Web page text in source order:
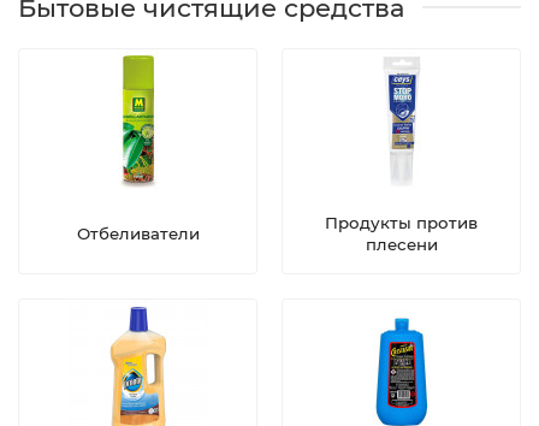
Бытовые чистящие средства
Отбеливатели
Продукты против
плесени